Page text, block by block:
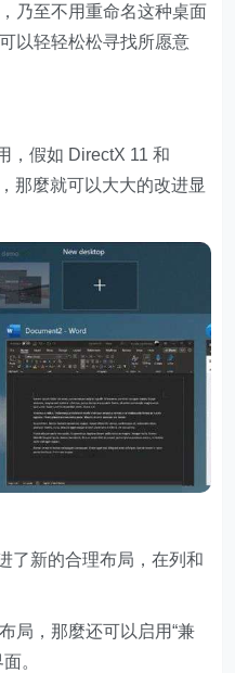
乃至不用重命名这种桌面
以轻轻松松寻找所愿意
，假如 DirectX 11 和
那麼就可以大大的改进显
了新的合理布局，在列和
局，那麼还可以启用“兼
。